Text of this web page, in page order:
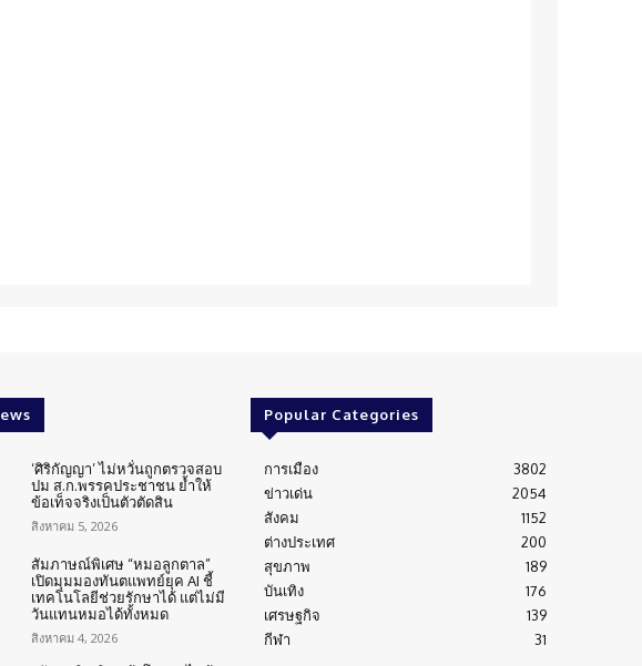
‘ศิริกัญญา’ ไม่หวั่นถูกตรวจสอบ
ปม ส.ก.พรรคประชาชน ย้ำให้
ข้อเท็จจริงเป็นตัวตัดสิน
สิงหาคม 5, 2026
สัมภาษณ์พิเศษ “หมอลูกตาล”
เปิดมุมมองทันตแพทย์ยุค AI ชี้
เทคโนโลยีช่วยรักษาได้ แต่ไม่มี
วันแทนหมอได้ทั้งหมด
สิงหาคม 4, 2026
Popular Categories
การเมือง
3802
ข่าวเด่น
2054
สังคม
1152
ต่างประเทศ
200
สุขภาพ
189
บันเทิง
176
เศรษฐกิจ
139
กีฬา
31